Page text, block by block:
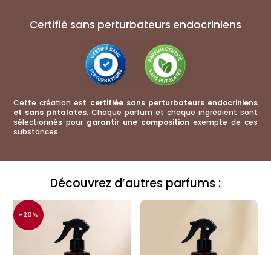
Certifié sans perturbateurs endocriniens
Cette création est certifiée sans perturbateurs endocriniens
et sans phtalates. Chaque parfum et chaque ingrédient sont
sélectionnés pour garantir une composition exempte de ces
substances.
Découvrez d’autres parfums :
-20%